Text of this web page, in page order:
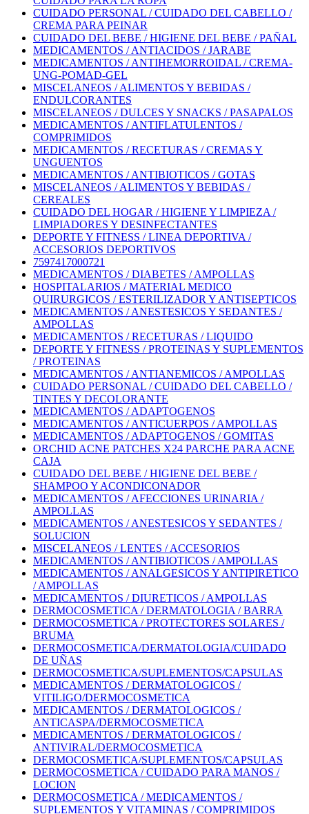
CUIDADO PERSONAL / CUIDADO DEL CABELLO /
CREMA PARA PEINAR
CUIDADO DEL BEBE / HIGIENE DEL BEBE / PAÑAL
MEDICAMENTOS / ANTIACIDOS / JARABE
MEDICAMENTOS / ANTIHEMORROIDAL / CREMA-
UNG-POMAD-GEL
MISCELANEOS / ALIMENTOS Y BEBIDAS /
ENDULCORANTES
MISCELANEOS / DULCES Y SNACKS / PASAPALOS
MEDICAMENTOS / ANTIFLATULENTOS /
COMPRIMIDOS
MEDICAMENTOS / RECETURAS / CREMAS Y
UNGUENTOS
MEDICAMENTOS / ANTIBIOTICOS / GOTAS
MISCELANEOS / ALIMENTOS Y BEBIDAS /
CEREALES
CUIDADO DEL HOGAR / HIGIENE Y LIMPIEZA /
LIMPIADORES Y DESINFECTANTES
DEPORTE Y FITNESS / LINEA DEPORTIVA /
ACCESORIOS DEPORTIVOS
7597417000721
MEDICAMENTOS / DIABETES / AMPOLLAS
HOSPITALARIOS / MATERIAL MEDICO
QUIRURGICOS / ESTERILIZADOR Y ANTISEPTICOS
MEDICAMENTOS / ANESTESICOS Y SEDANTES /
AMPOLLAS
MEDICAMENTOS / RECETURAS / LIQUIDO
DEPORTE Y FITNESS / PROTEINAS Y SUPLEMENTOS
/ PROTEINAS
MEDICAMENTOS / ANTIANEMICOS / AMPOLLAS
CUIDADO PERSONAL / CUIDADO DEL CABELLO /
TINTES Y DECOLORANTE
MEDICAMENTOS / ADAPTOGENOS
MEDICAMENTOS / ANTICUERPOS / AMPOLLAS
MEDICAMENTOS / ADAPTOGENOS / GOMITAS
ORCHID ACNE PATCHES X24 PARCHE PARA ACNE
CAJA
CUIDADO DEL BEBE / HIGIENE DEL BEBE /
SHAMPOO Y ACONDICONADOR
MEDICAMENTOS / AFECCIONES URINARIA /
AMPOLLAS
MEDICAMENTOS / ANESTESICOS Y SEDANTES /
SOLUCION
MISCELANEOS / LENTES / ACCESORIOS
MEDICAMENTOS / ANTIBIOTICOS / AMPOLLAS
MEDICAMENTOS / ANALGESICOS Y ANTIPIRETICO
/ AMPOLLAS
MEDICAMENTOS / DIURETICOS / AMPOLLAS
DERMOCOSMETICA / DERMATOLOGIA / BARRA
DERMOCOSMETICA / PROTECTORES SOLARES /
BRUMA
DERMOCOSMETICA/DERMATOLOGIA/CUIDADO
DE UÑAS
DERMOCOSMETICA/SUPLEMENTOS/CAPSULAS
MEDICAMENTOS / DERMATOLOGICOS /
VITILIGO/DERMOCOSMETICA
MEDICAMENTOS / DERMATOLOGICOS /
ANTICASPA/DERMOCOSMETICA
MEDICAMENTOS / DERMATOLOGICOS /
ANTIVIRAL/DERMOCOSMETICA
DERMOCOSMETICA/SUPLEMENTOS/CAPSULAS
DERMOCOSMETICA / CUIDADO PARA MANOS /
LOCION
DERMOCOSMETICA / MEDICAMENTOS /
SUPLEMENTOS Y VITAMINAS / COMPRIMIDOS